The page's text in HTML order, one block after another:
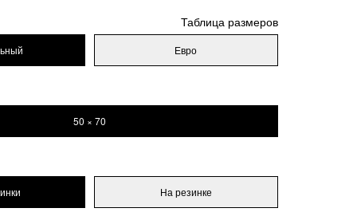
Таблица размеров
Евро
50 × 70
На резинке